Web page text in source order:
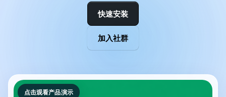
快速安装
加入社群
点击观看产品演示